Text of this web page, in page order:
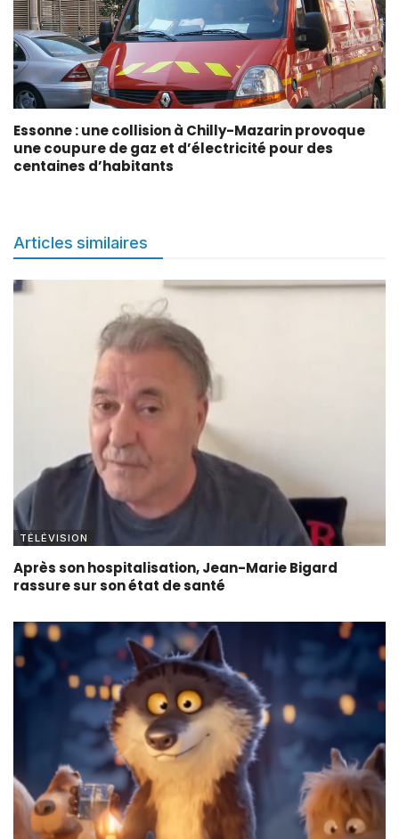
Essonne : une collision à Chilly-Mazarin provoque
une coupure de gaz et d’électricité pour des
centaines d’habitants
Articles similaires
TÉLÉVISION
Après son hospitalisation, Jean-Marie Bigard
rassure sur son état de santé